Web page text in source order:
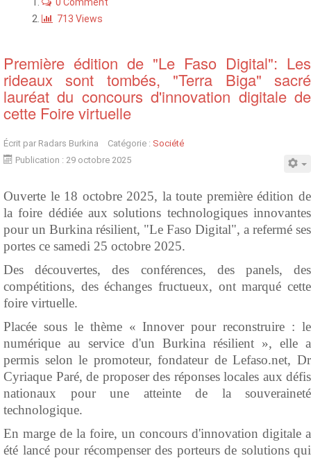
713 Views
Première édition de "Le Faso Digital": Les
rideaux sont tombés, "Terra Biga" sacré
lauréat du concours d'innovation digitale de
cette Foire virtuelle
Écrit par Radars Burkina Catégorie : Société
Publication : 29 octobre 2025
Ouverte le 18 octobre 2025, la toute première édition de
la foire dédiée aux solutions technologiques innovantes
pour un Burkina résilient, "Le Faso Digital", a refermé ses
portes ce samedi 25 octobre 2025.
Des découvertes, des conférences, des panels, des
compétitions, des échanges fructueux, ont marqué cette
foire virtuelle.
Placée sous le thème « Innover pour reconstruire : le
numérique au service d'un Burkina résilient », elle a
permis selon le promoteur, fondateur de Lefaso.net, Dr
Cyriaque Paré, de proposer des réponses locales aux défis
nationaux pour une atteinte de la souveraineté
technologique.
En marge de la foire, un concours d'innovation digitale a
été lancé pour récompenser des porteurs de solutions qui